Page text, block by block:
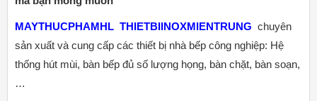
MAYTHUCPHAMHL THIETBIINOXMIENTRUNG chuyên
sản xuất và cung cấp các thiết bị nhà bếp công nghiệp: Hệ
thống hút mùi, bàn bếp đủ số lượng họng, bàn chặt, bàn soạn,
…